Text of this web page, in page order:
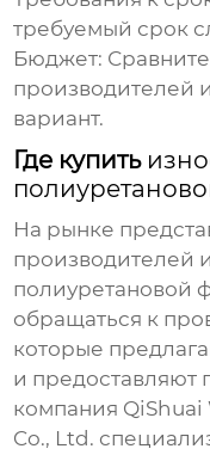
требуемый срок
Бюджет:
производителей
вариант.
Где купить
На рынке
производителей
полиуретановой
обращаться к
которые
и предоставляют
компания
Co., Ltd.